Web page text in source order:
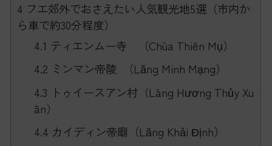
4 フエ郊外でおさえたい人気観光地5選（市内か
ら車で約30分程度）
4.1 ティエンムー寺 （Chùa Thiên Mụ）
4.2 ミンマン帝陵 （Lăng Minh Mạng）
4.3 トゥイースアン村（Làng Hương Thủy Xu
ân）
4.4 カイディン帝廟（Lăng Khải Định）